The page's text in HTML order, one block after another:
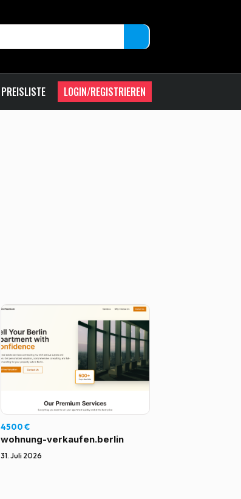
PREISLISTE LOGIN/REGISTRIEREN
4500 €
wohnung-verkaufen.berlin
31. Juli 2026